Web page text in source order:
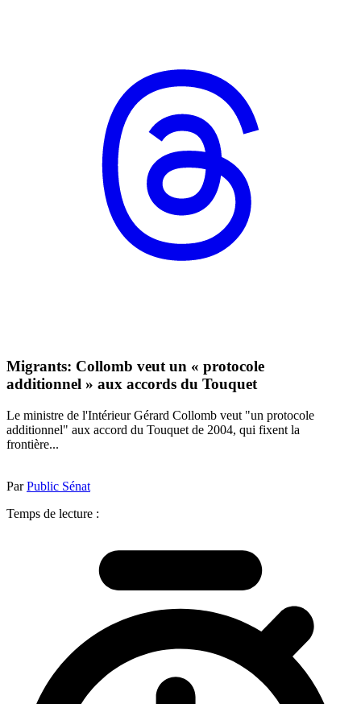
Migrants: Collomb veut un « protocole
additionnel » aux accords du Touquet
Le ministre de l'Intérieur Gérard Collomb veut "un protocole
additionnel" aux accord du Touquet de 2004, qui fixent la
frontière...
ParPublic Sénat
Temps de lecture :